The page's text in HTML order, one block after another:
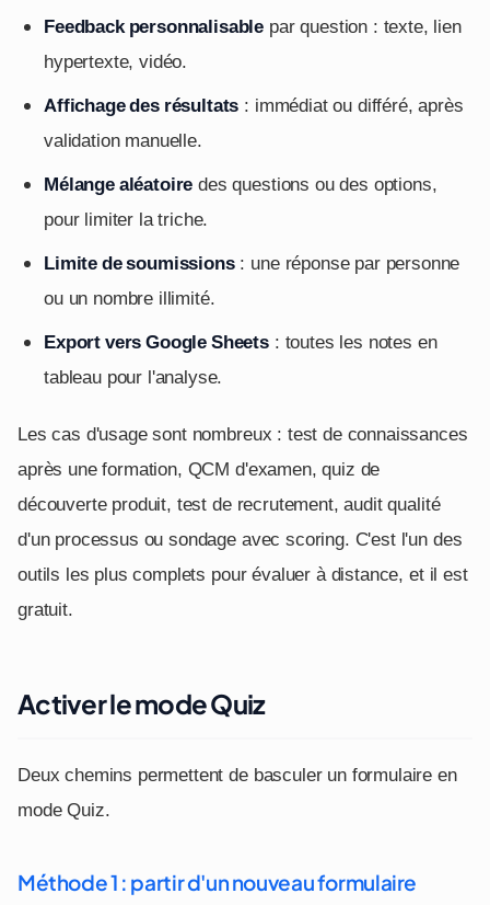
Feedback personnalisable par question : texte, lien
hypertexte, vidéo.
Affichage des résultats : immédiat ou différé, après
validation manuelle.
Mélange aléatoire des questions ou des options,
pour limiter la triche.
Limite de soumissions: une réponse par personne
ou un nombre illimité.
Export vers Google Sheets : toutes les notes en
tableau pour l'analyse.
Les cas d'usage sont nombreux : test de connaissances
après une formation, QCM d'examen, quiz de
découverte produit, test de recrutement, audit qualité
d'un processus ou sondage avec scoring. C'est l'un des
outils les plus complets pour évaluer à distance, et il est
gratuit.
Activer le mode Quiz
Deux chemins permettent de basculer un formulaire en
mode Quiz.
Méthode 1 : partir d'un nouveau formulaire